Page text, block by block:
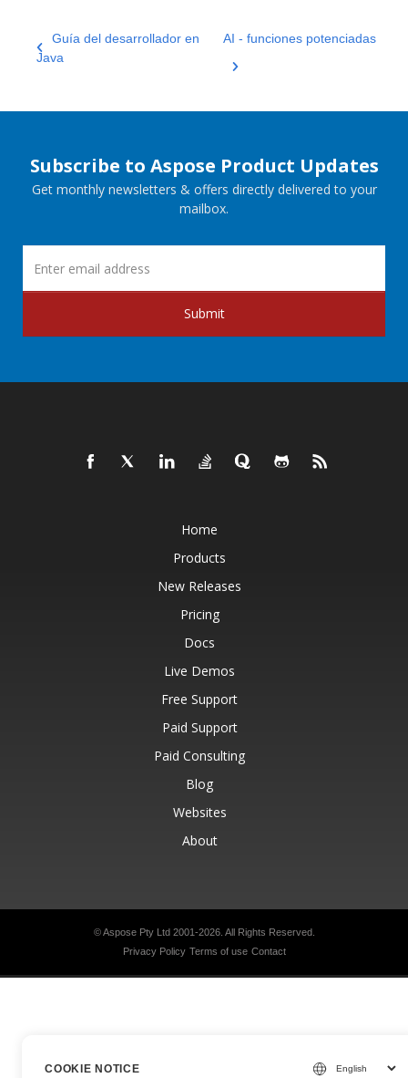
Guía del desarrollador en
Java
AI - funciones potenciadas
Subscribe to Aspose Product Updates
Get monthly newsletters & offers directly delivered to your
mailbox.
Submit
Home
Products
New Releases
Pricing
Docs
Live Demos
Free Support
Paid Support
Paid Consulting
Blog
Websites
About
© Aspose Pty Ltd 2001-2026. All Rights Reserved.
Privacy Policy Terms of use Contact
COOKIE NOTICE